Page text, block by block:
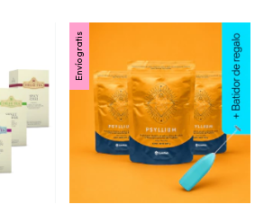
Envío gratis